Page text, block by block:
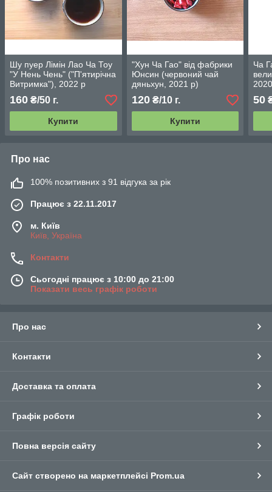
Шу пуер Лімін Лао Ча Тоу
"У Нень Чень" ("П'ятирічна
Витримка"), 2022 р
160 ₴/50 г.
Купити
"Хун Ча Гао" від фабрики
Юнсин (червоний чай
дяньхун, 2021 р)
120₴/10 г.
Купити
Ча
50
Про нас
100% позитивних з 91 відгука за рік
Працює з 22.11.2017
м. Київ
Київ, Україна
Контакти
Сьогодні працює з 10:00 до 21:00
Показати весь графік роботи
Про нас
Контакти
Доставка та оплата
Графік роботи
Повна версія сайту
Сайт створено на маркетплейсі Prom.ua